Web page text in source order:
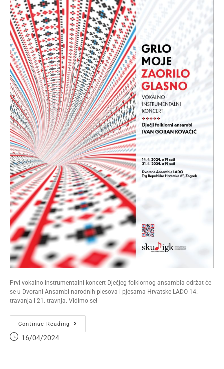
Prvi vokalno-instrumentalni koncert Dječjeg folklornog ansambla održat će
se u Dvorani Ansambl narodnih plesova i pjesama Hrvatske LADO 14.
travanja i 21. travnja. Vidimo se!
Continue Reading
16/04/2024